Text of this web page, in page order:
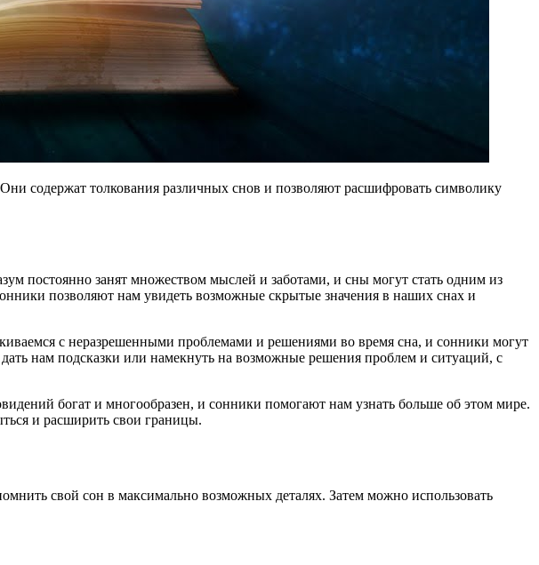
содержат толкования различных снов и позволяют расшифровать символику
постоянно занят множеством мыслей и заботами, и сны могут стать одним из
позволяют нам увидеть возможные скрытые значения в наших снах и
с неразрешенными проблемами и решениями во время сна, и сонники могут
нам подсказки или намекнуть на возможные решения проблем и ситуаций, с
богат и многообразен, и сонники помогают нам узнать больше об этом мире.
и расширить свои границы.
свой сон в максимально возможных деталях. Затем можно использовать